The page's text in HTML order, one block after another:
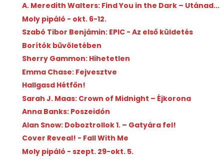
A. Meredith Walters: Find You in the Dark – Utánad...
Moly pipáló - okt. 6-12.
Szabó Tibor Benjámin: EPIC - Az első küldetés
Borítók bűvöletében
Sherry Gammon: Hihetetlen
Emma Chase: Fejvesztve
Hallgasd Hétfőn!
Sarah J. Maas: Crown of Midnight – Éjkorona
Anna Banks: Poszeidón
Alan Snow: Doboztrollok 1. – Gatyára fel!
Cover Reveal! - Fall With Me
Moly pipáló - szept. 29-okt. 5.